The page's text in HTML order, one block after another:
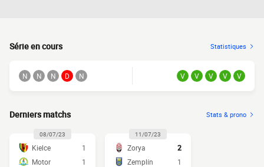
Série en cours Statistiques
N N N D N V V V V V
Derniers matchs Stats & prono
08/07/23
Kielce
1
Motor
1
11/07/23
Zorya
2
Zemplín
1